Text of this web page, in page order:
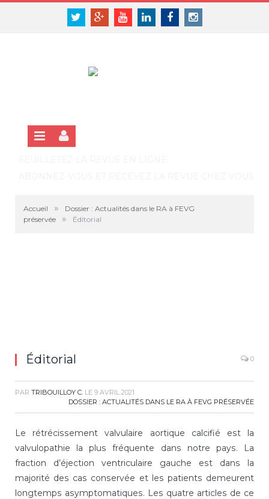
Panneau de gestion des cookies
TwitterGoogle+YoutubeLinkedinFacebookInstagram
SE CONNECTER
Accueil »
Dossier : Actualités dans le RA à FEVG
préservée
» Éditorial
Éditorial 0
PAR TRIBOUILLOY C. LE 9 AVRIL 2021
DOSSIER : ACTUALITÉS DANS LE RA À FEVG PRÉSERVÉE
Le rétrécissement valvulaire aortique calcifié est la
valvulopathie la plus fréquente dans notre pays. La
fraction d’éjection ventriculaire gauche est dans la
majorité des cas conservée et les patients demeurent
longtemps asymptomatiques. Les quatre articles de ce